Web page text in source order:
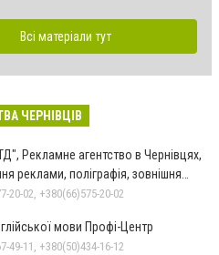
Всі матеріали тут
ЧЕРНІВЦІВ
Рекламне агентство в Чернівцях,
реклами, поліграфія, зовнішня
20-02, +380(66)575-20-02
мови Профі-Центр
49-11, +380(50)434-16-12